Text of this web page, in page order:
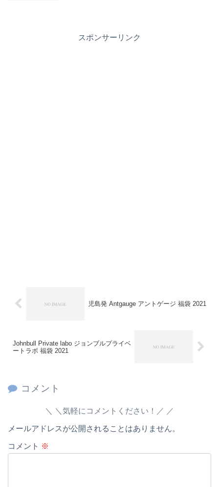
スポンサーリンク
児島発 Antgauge アントゲージ 福袋 2021
Johnbull Private labo ジョンブルプライベ
ートラボ 福袋 2021
コメント
＼気軽にコメントください！／
メールアドレスが公開されることはありません。
コメント ※